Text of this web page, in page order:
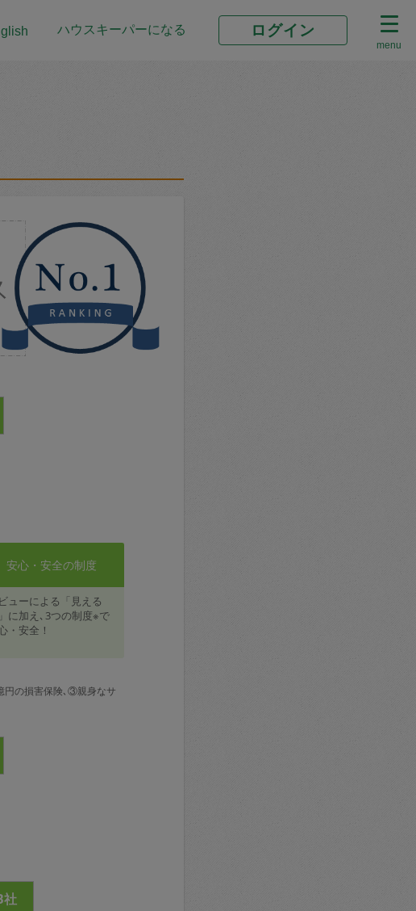
ハウスキーパーになる ログイン
menu
安心・安全の制度
ューによる「見える
に加え､3つの制度※で
・安全！
円の損害保険､③親身なサ
社